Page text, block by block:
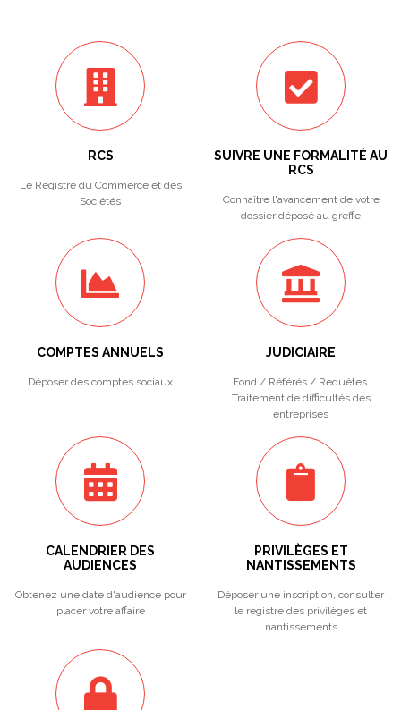
RCS
Le Registre du Commerce et des
Sociétés
SUIVRE UNE FORMALITÉ AU
RCS
Connaître l'avancement de votre
dossier déposé au greffe
COMPTES ANNUELS
Déposer des comptes sociaux
JUDICIAIRE
Fond / Référés / Requêtes.
Traitement de difficultés des
entreprises
CALENDRIER DES
AUDIENCES
Obtenez une date d'audience pour
placer votre affaire
PRIVILÈGES ET
NANTISSEMENTS
Déposer une inscription, consulter
le registre des privilèges et
nantissements